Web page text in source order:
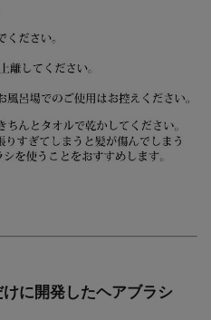
に開発したヘアブラシ